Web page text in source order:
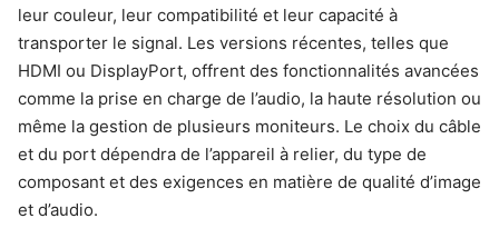
leur couleur, leur compatibilité et leur capacité à
transporter le signal. Les versions récentes, telles que
HDMI ou DisplayPort, offrent des fonctionnalités avancées
comme la prise en charge de l’audio, la haute résolution ou
même la gestion de plusieurs moniteurs. Le choix du câble
et du port dépendra de l’appareil à relier, du type de
composant et des exigences en matière de qualité d’image
et d’audio.